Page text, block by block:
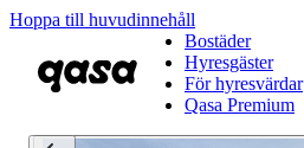
Hoppa till huvudinnehåll
Bostäder
Hyresgäster
För hyresvärdar
Qasa Premium